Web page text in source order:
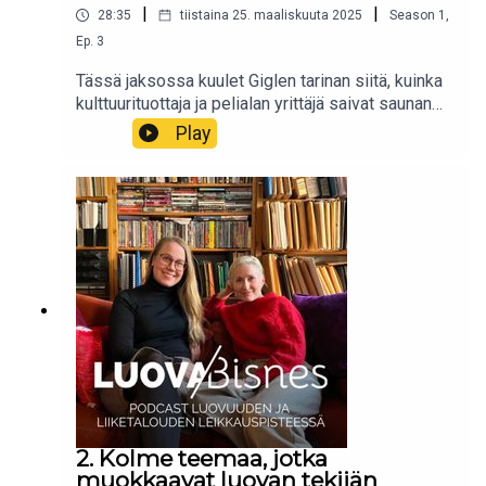
pohditaan, miksi Suomesta puuttuu taiteen
jälleenmyyjiä laadukkaasta tuotteesta huolimatta.
28:35 | tiistaina 25. maaliskuuta 2025 | Season 1 ,
Ep. 3
Tässä jaksossa kuulet Giglen tarinan siitä, kuinka
kulttuurituottaja ja pelialan yrittäjä saivat saunan
lauteilla idean ja päättivät alkaa muuttaa maailmaa
– tai ainakin luovien alojen tulevaisuutta.
Kerromme myös, mitä kaikkea Gigle tänä päivänä
tekee, ja miten se liittyy luovan yrittäjän arkeen.
Play
2. Kolme teemaa, jotka
muokkaavat luovan tekijän